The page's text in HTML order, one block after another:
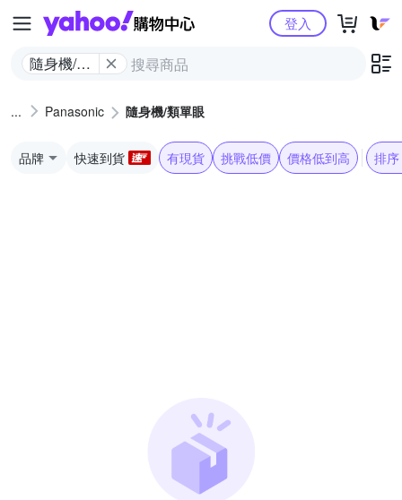
Yahoo購物中心
隨身機/類
登入
Panasonic 隨身機/類單眼
品牌 快速到貨 有現貨 挑戰低價 價格低到高 排序